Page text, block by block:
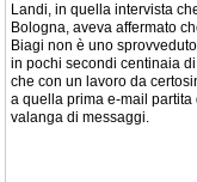
Landi, in quella intervista
Bologna, aveva affermato
Biagi non è uno
in pochi secondi centinaia
che con un lavoro da
a quella prima e-mail
valanga di messaggi.